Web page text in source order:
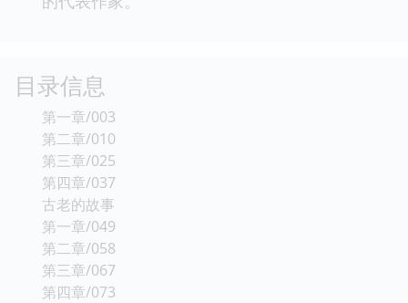
目录信息
第一章/003
第二章/010
第三章/025
第四章/037
古老的故事
第一章/049
第二章/058
第三章/067
第四章/073